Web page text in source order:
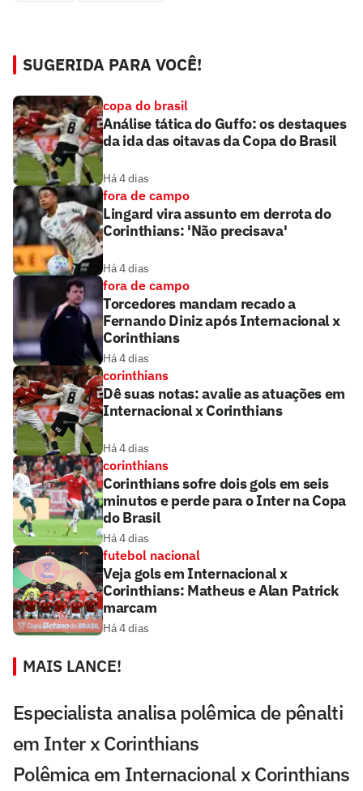
SUGERIDA PARA VOCÊ!
copa do brasil
Análise tática do Guffo: os destaques
da ida das oitavas da Copa do Brasil
Há 4 dias
fora de campo
Lingard vira assunto em derrota do
Corinthians: 'Não precisava'
Há 4 dias
fora de campo
Torcedores mandam recado a
Fernando Diniz após Internacional x
Corinthians
Há 4 dias
corinthians
Dê suas notas: avalie as atuações em
Internacional x Corinthians
Há 4 dias
corinthians
Corinthians sofre dois gols em seis
minutos e perde para o Inter na Copa
do Brasil
Há 4 dias
futebol nacional
Veja gols em Internacional x
Corinthians: Matheus e Alan Patrick
marcam
Há 4 dias
MAIS LANCE!
Especialista analisa polêmica de pênalti
em Inter x Corinthians
Polêmica em Internacional x Corinthians